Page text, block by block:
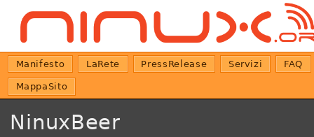
Manifesto LaRete PressRelease Servizi FAQ
MappaSito
NinuxBeer